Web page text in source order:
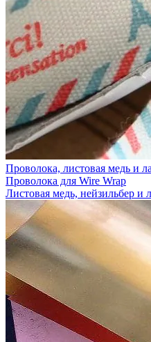
Проволока, листовая медь и
Проволока для Wire Wrap
Листовая медь, нейзильбер и